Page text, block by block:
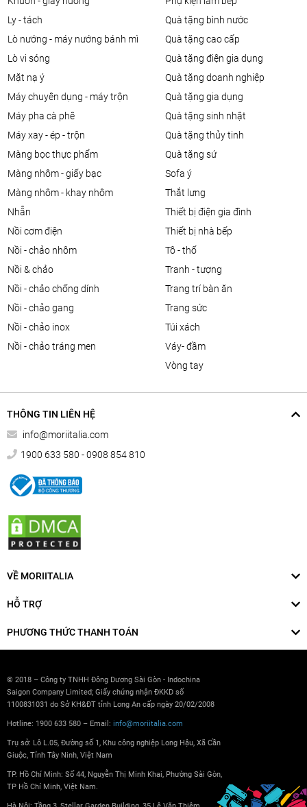
ly - tách
lò nướng - máy nướng bánh mì
lò vi sóng
mặt nạ ý
máy chuyên dụng - máy trộn
máy pha cà phê
máy xay - ép - trộn
màng bọc thực phẩm
màng nhôm - giấy bạc
màng nhôm - khay nhôm
nhẫn
nồi cơm điện
nồi - chảo nhôm
nồi & chảo
nồi - chảo chống dính
nồi - chảo gang
nồi - chảo inox
nồi - chảo tráng men
quà tặng bình nước
quà tặng cao cấp
quà tặng điện gia dụng
quà tặng doanh nghiệp
quà tặng gia dụng
quà tặng sinh nhật
quà tặng thủy tinh
quà tặng sứ
sofa ý
thắt lưng
thiết bị điện gia đình
thiết bị nhà bếp
tô - thố
tranh - tượng
trang trí bàn ăn
trang sức
túi xách
váy- đầm
vòng tay
THÔNG TIN LIÊN HỆ
info@moriitalia.com
1900 633 580 - 0908 854 810
VỀ MORIITALIA
HỖ TRỢ
PHƯƠNG THỨC THANH TOÁN
© 2018 – Công ty TNHH Đông Dương Sài Gòn - Indochina
Saigon Company Limited; Giấy chứng nhận ĐKKD số
1100831031 do Sở KH&ĐT tỉnh Long An cấp ngày 20/02/2008
Hotline: 1900 633 580 – Email: info@moriitalia.com
Trụ sở: Lô L.05, Đường số 1, Khu công nghiệp Long Hậu, Xã Cần
Giuộc, Tỉnh Tây Ninh, Việt Nam
TP. Hồ Chí Minh: Số 44, Nguyễn Thị Minh Khai, Phường Sài Gòn,
TP Hồ Chí Minh, Việt Nam.